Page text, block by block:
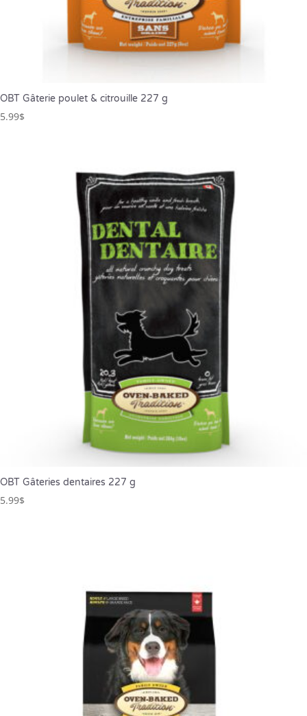
OBT Gâterie poulet & citrouille 227 g
5.99$
OBT Gâteries dentaires 227 g
5.99$